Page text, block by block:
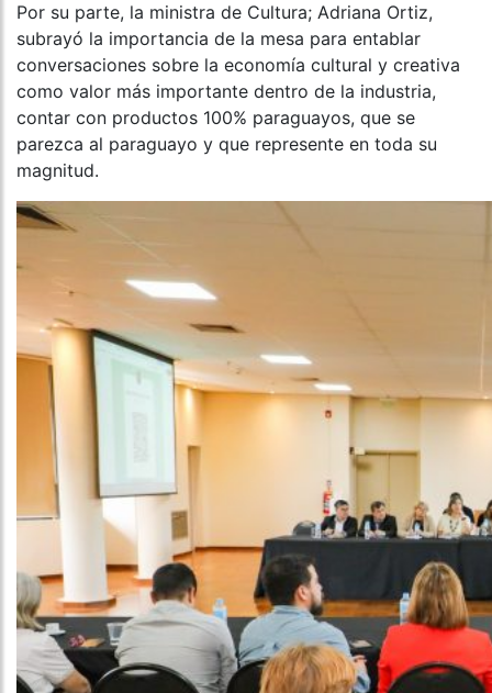
Por su parte, la ministra de Cultura; Adriana Ortiz,
subrayó la importancia de la mesa para entablar
conversaciones sobre la economía cultural y creativa
como valor más importante dentro de la industria,
contar con productos 100% paraguayos, que se
parezca al paraguayo y que represente en toda su
magnitud.